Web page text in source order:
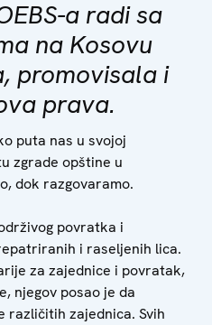
a radi sa
na Kosovu
promovisala i
prava.
puta nas u svojoj
zgrade opštine u
dok razgovaramo.
povratka i
i raseljenih lica.
za zajednice i povratak,
njegov posao je da
različitih zajednica. Svih